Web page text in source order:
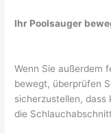
Ihr Poolsauger
Wenn Sie außerdem
bewegt, überprüfen
sicherzustellen, dass
die